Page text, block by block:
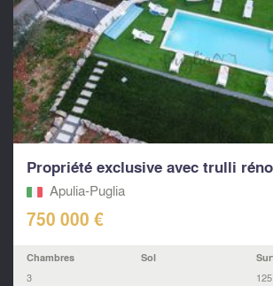
Propriété exclusive avec trulli
Apulia-Puglia
750 000 €
Chambres
3
Sol